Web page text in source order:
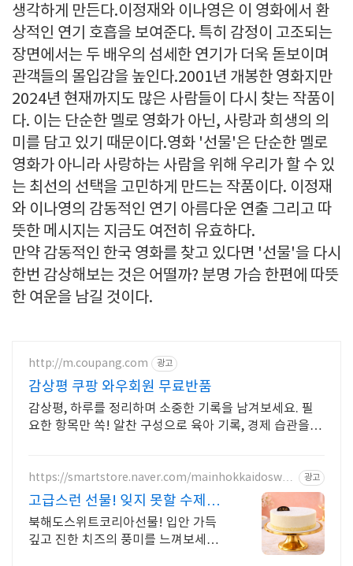
생각하게 만든다.이정재와 이나영은 이 영화에서 환
상적인 연기 호흡을 보여준다. 특히 감정이 고조되는
장면에서는 두 배우의 섬세한 연기가 더욱 돋보이며
관객들의 몰입감을 높인다.2001년 개봉한 영화지만
2024년 현재까지도 많은 사람들이 다시 찾는 작품이
다. 이는 단순한 멜로 영화가 아닌, 사랑과 희생의 의
미를 담고 있기 때문이다.영화 '선물'은 단순한 멜로
영화가 아니라 사랑하는 사람을 위해 우리가 할 수 있
는 최선의 선택을 고민하게 만드는 작품이다. 이정재
와 이나영의 감동적인 연기 아름다운 연출 그리고 따
뜻한 메시지는 지금도 여전히 유효하다.
만약 감동적인 한국 영화를 찾고 있다면 '선물'을 다시
한번 감상해보는 것은 어떨까? 분명 가슴 한편에 따뜻
한 여운을 남길 것이다.
http://m.coupang.com 광고
감상평 쿠팡 와우회원 무료반품
감상평, 하루를 정리하며 소중한 기록을 남겨보세요. 필
요한 항목만 쏙! 알찬 구성으로 육아 기록, 경제 습관을 효
https://smartstore.naver.com/mainhokkaidoswee
광고
고급스런 선물! 잊지 못할 수제케
이크 선물
북해도스위트코리아선물! 입안 가득
깊고 진한 치즈의 풍미를 느껴보세요!